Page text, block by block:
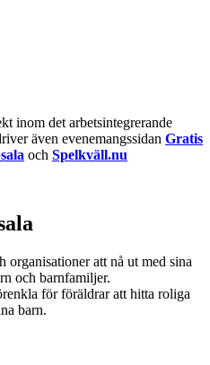
inom det arbetsintegrerande
även evenemangssidan Gratis
och Spelkväll.nu
organisationer att nå ut med sina
och barnfamiljer.
för föräldrar att hitta roliga
barn.